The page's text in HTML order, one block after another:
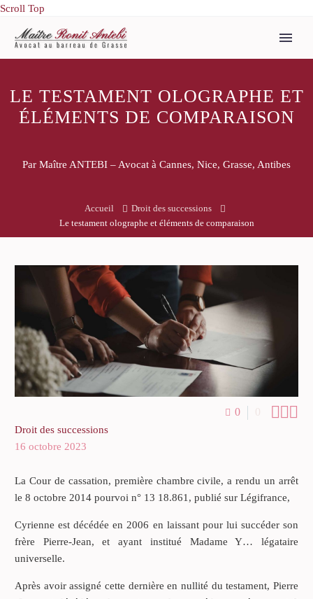
Scroll Top
LE TESTAMENT OLOGRAPHE ET
ÉLÉMENTS DE COMPARAISON
Par Maître ANTEBI – Avocat à Cannes, Nice, Grasse, Antibes
Accueil
Droit des successions
Le testament olographe et éléments de comparaison
0 0 
Droit des successions
16 octobre 2023
La Cour de cassation, première chambre civile, a rendu un arrêt
le 8 octobre 2014 pourvoi n° 13 18.861, publié sur Légifrance,
Cyrienne est décédée en 2006 en laissant pour lui succéder son
frère Pierre-Jean, et ayant institué Madame Y… légataire
universelle.
Après avoir assigné cette dernière en nullité du testament, Pierre